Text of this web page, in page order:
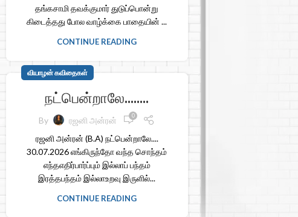
தங்கசாமி தவக்குமார் துடுப்பொன்று
கிடைத்தது போல வாழ்க்கை பாதையின் ...
CONTINUE READING
வியாழன் கவிதைகள்
நட்பென்றாலே……..
By ரஜனி அன்ரன் 0
ரஜனி அன்ரன் (B.A) நட்பென்றாலே....
30.07.2026 எங்கிருந்தோ வந்த சொந்தம்
எந்தஎதிர்பார்ப்பும் இல்லாப் பந்தம்
இரத்தபந்தம் இல்லாஉறவு இருளில்...
CONTINUE READING